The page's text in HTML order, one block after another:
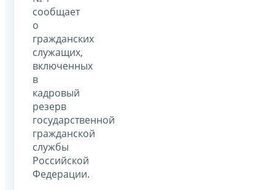
сообщает
о
гражданских
служащих,
включенных
в
кадровый
резерв
государственной
гражданской
службы
Российской
Федерации.